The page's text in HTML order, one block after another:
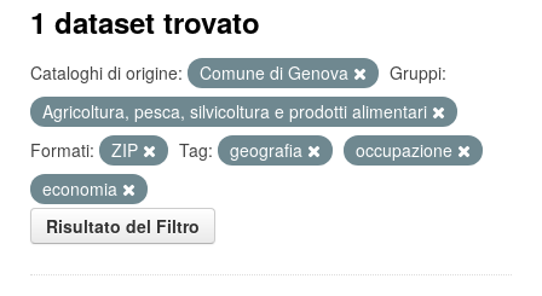
1 dataset trovato
Cataloghi di origine: Comune di Genova
Gruppi:
Agricoltura, pesca, silvicoltura e prodotti alimentari
Formati:
ZIP Tag: geografia
occupazione
economia
Risultato del Filtro